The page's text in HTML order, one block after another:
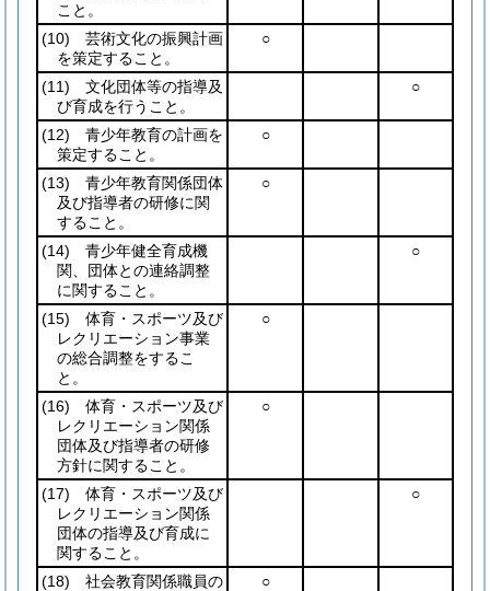
こと。
(10) 芸術文化の振興計画
を策定すること。
○
(11) 文化団体等の指導及
び育成を行うこと。
○
(12) 青少年教育の計画を
策定すること。
○
(13) 青少年教育関係団体
及び指導者の研修に関
すること。
○
(14) 青少年健全育成機
関、団体との連絡調整
に関すること。
○
(15) 体育・スポーツ及び
レクリエーション事業
の総合調整をするこ
と。
○
(16) 体育・スポーツ及び
レクリエーション関係
団体及び指導者の研修
方針に関すること。
○
(17) 体育・スポーツ及び
レクリエーション関係
団体の指導及び育成に
関すること。
○
(18) 社会教育関係職員の
○